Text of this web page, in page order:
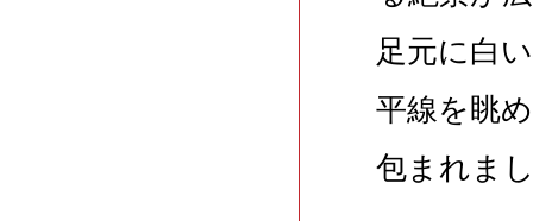
足元に白
平線を眺
包まれま